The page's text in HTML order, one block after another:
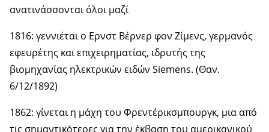
ανατινάσσονται όλοι μαζί
1816: γεννιέται ο Ερνστ Βέρνερ φον Ζίμενς, γερμανός
εφευρέτης και επιχειρηματίας, ιδρυτής της
βιομηχανίας ηλεκτρικών ειδών Siemens. (Θαν.
6/12/1892)
1862: γίνεται η μάχη του Φρεντέρικσμπουργκ, μια από
τις σημαντικότερες για την έκβαση του αμερικανικού